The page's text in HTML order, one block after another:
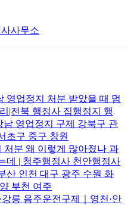
영업정지 처분 받았을 때 멈
|전북 행정사 집행정지 행
남 영업정지 구제 강북구 관
초구 중구 창원
처분 왜 이렇게 많아졌나 과
데 | 청주행정사 천안행정사
산 인천 대구 광주 수원 화
부천 여주
강릉 음주운전구제｜영천·안